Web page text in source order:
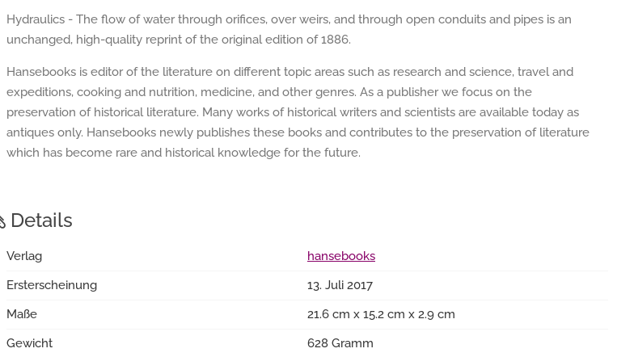
Hydraulics - The flow of water through orifices, over weirs, and through open conduits and pipes is an
unchanged, high-quality reprint of the original edition of 1886.
Hansebooks is editor of the literature on different topic areas such as research and science, travel and
expeditions, cooking and nutrition, medicine, and other genres. As a publisher we focus on the
preservation of historical literature. Many works of historical writers and scientists are available today as
antiques only. Hansebooks newly publishes these books and contributes to the preservation of literature
which has become rare and historical knowledge for the future.
Details
Verlag
hansebooks
Ersterscheinung
13. Juli 2017
Maße
21.6 cm x 15.2 cm x 2.9 cm
Gewicht
628 Gramm